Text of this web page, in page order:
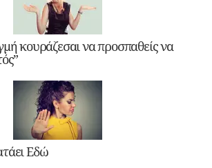
κουράζεσαι να προσπαθείς να
Εδώ